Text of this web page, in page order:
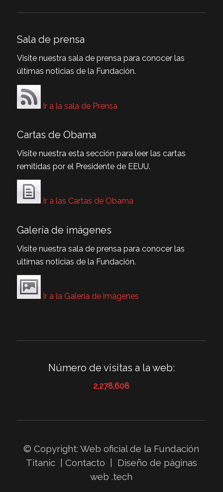
Sala de prensa
Visite nuestra sala de prensa para conocer las
últimas noticias de la Fundación.
Ir a la sala de Prensa
Cartas de Obama
Visite nuestra esta sección para leer las cartas
remitidas por el Presidente de EEUU.
Ir a las Cartas de Obama
Galería de imágenes
Visite nuestra sala de prensa para conocer las
ultimas noticias de la Fundación.
Ir a la Galería de imágenes
Número de visitas a la web:
2,278,608
© Copyright: Web oficial de la Fundación
Titanic| Contacto
Diseño de páginas
web .tech